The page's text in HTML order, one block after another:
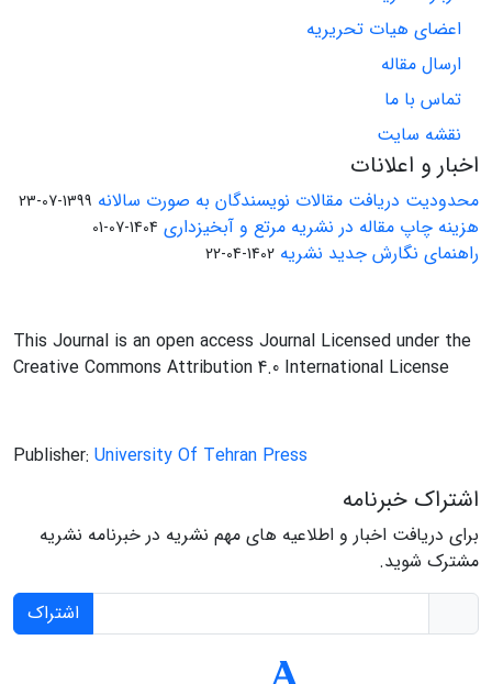
اعضای هیات تحریریه
ارسال مقاله
تماس با ما
نقشه سایت
اخبار و اعلانات
محدودیت دریافت مقالات نویسندگان به صورت سالانه 1399-07-23
هزینه چاپ مقاله در نشریه مرتع و آبخیزداری 1404-07-01
راهنمای نگارش جدید نشریه 1402-04-22
This Journal is an open access Journal Licensed under the
Creative Commons Attribution 4.0 International License
Publisher: University Of Tehran Press
اشتراک خبرنامه
برای دریافت اخبار و اطلاعیه های مهم نشریه در خبرنامه نشریه
مشترک شوید.
اشتراک